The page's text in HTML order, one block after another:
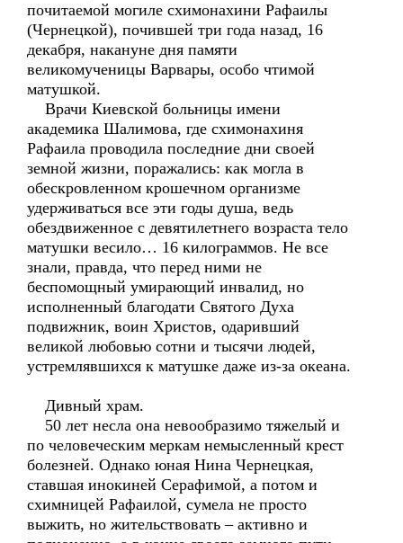
почитаемой могиле схимонахини Рафаилы
(Чернецкой), почившей три года назад, 16
декабря, накануне дня памяти
великомученицы Варвары, особо чтимой
матушкой.
Врачи Киевской больницы имени
академика Шалимова, где схимонахиня
Рафаила проводила последние дни своей
земной жизни, поражались: как могла в
обескровленном крошечном организме
удерживаться все эти годы душа, ведь
обездвиженное с девятилетнего возраста тело
матушки весило… 16 килограммов. Не все
знали, правда, что перед ними не
беспомощный умирающий инвалид, но
исполненный благодати Святого Духа
подвижник, воин Христов, одаривший
великой любовью сотни и тысячи людей,
устремлявшихся к матушке даже из-за океана.
Дивный храм.
50 лет несла она невообразимо тяжелый и
по человеческим меркам немысленный крест
болезней. Однако юная Нина Чернецкая,
ставшая инокиней Серафимой, а потом и
схимницей Рафаилой, сумела не просто
выжить, но жительствовать – активно и